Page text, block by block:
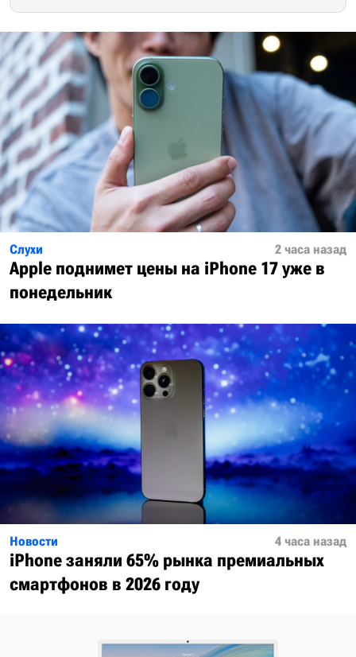
Слухи 2 часа назад
Apple поднимет цены на iPhone 17 уже в
понедельник
Новости 4 часа назад
iPhone заняли 65% рынка премиальных
смартфонов в 2026 году